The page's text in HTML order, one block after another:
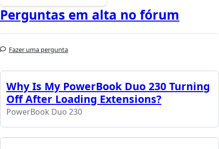
Perguntas em alta no fórum
Fazer uma pergunta
Why Is My PowerBook Duo 230 Turning
Off After Loading Extensions?
PowerBook Duo 230